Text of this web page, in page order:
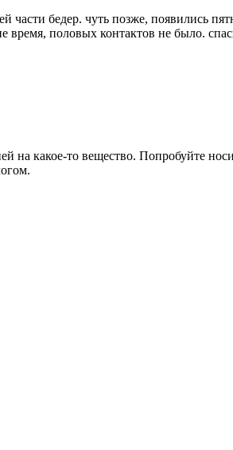
части бедер. чуть позже, появились
время, половых контактов не было.
какое-то вещество. Попробуйте